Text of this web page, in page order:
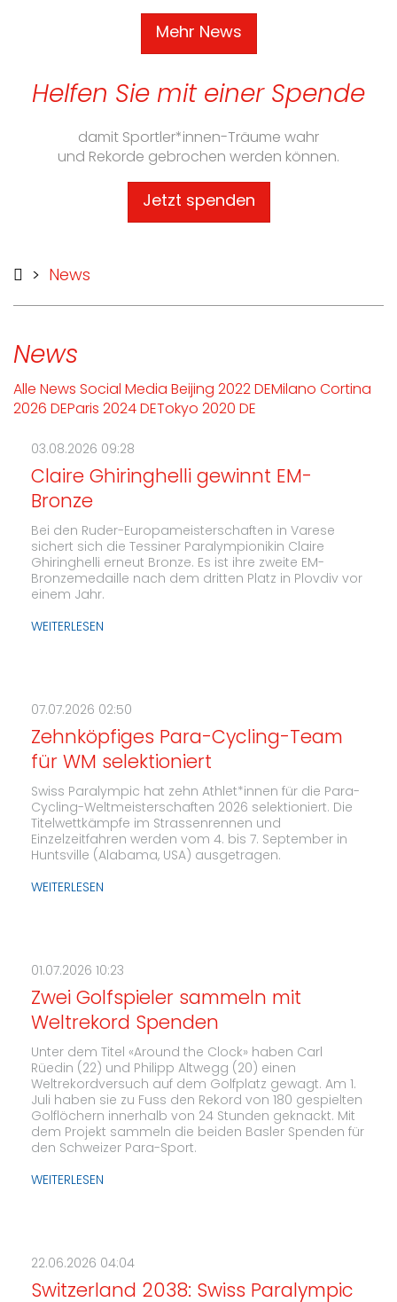
Mehr News
Helfen Sie mit einer Spende
damit Sportler*innen-Träume wahr
und Rekorde gebrochen werden können.
Jetzt spenden
> News
News
Alle News Social Media Beijing 2022 DEMilano Cortina
2026 DEParis 2024 DE Tokyo 2020 DE
03.08.2026 09:28
Claire Ghiringhelli gewinnt EM-
Bronze
Bei den Ruder-Europameisterschaften in Varese
sichert sich die Tessiner Paralympionikin Claire
Ghiringhelli erneut Bronze. Es ist ihre zweite EM-
Bronzemedaille nach dem dritten Platz in Plovdiv vor
einem Jahr.
WEITERLESEN
07.07.2026 02:50
Zehnköpfiges Para-Cycling-Team
für WM selektioniert
Swiss Paralympic hat zehn Athlet*innen für die Para-
Cycling-Weltmeisterschaften 2026 selektioniert. Die
Titelwettkämpfe im Strassenrennen und
Einzelzeitfahren werden vom 4. bis 7. September in
Huntsville (Alabama, USA) ausgetragen.
WEITERLESEN
01.07.2026 10:23
Zwei Golfspieler sammeln mit
Weltrekord Spenden
Unter dem Titel «Around the Clock» haben Carl
Rüedin (22) und Philipp Altwegg (20) einen
Weltrekordversuch auf dem Golfplatz gewagt. Am 1.
Juli haben sie zu Fuss den Rekord von 180 gespielten
Golflöchern innerhalb von 24 Stunden geknackt. Mit
dem Projekt sammeln die beiden Basler Spenden für
den Schweizer Para-Sport.
WEITERLESEN
22.06.2026 04:04
Switzerland 2038: Swiss Paralympic